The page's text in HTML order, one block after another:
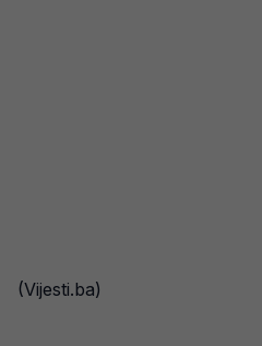
(Vijesti.ba)